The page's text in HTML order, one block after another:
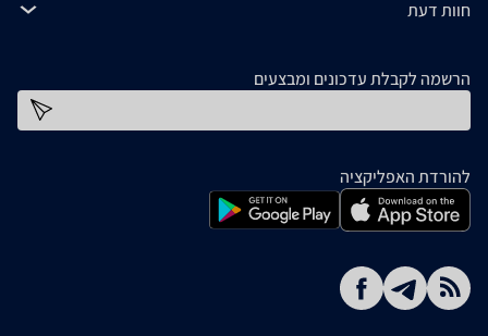
חוות דעת
הרשמה לקבלת עדכונים ומבצעים
להורדת האפליקציה